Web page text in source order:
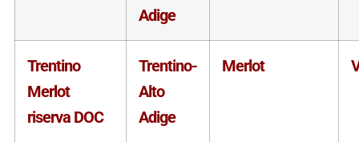
Adige
Trentino
Merlot
riserva DOC
Trentino-
Alto
Adige
Merlot